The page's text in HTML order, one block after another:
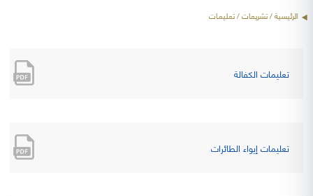
الرئيسية/ تشريعات / تعليمات
تعليمات الكفالة
تعليمات إيواء الطائرات